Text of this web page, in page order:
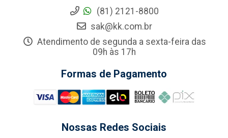
(81) 2121-8800
sak@kk.com.br
Atendimento de segunda a sexta-feira das
09h às 17h
Formas de Pagamento
Nossas Redes Sociais